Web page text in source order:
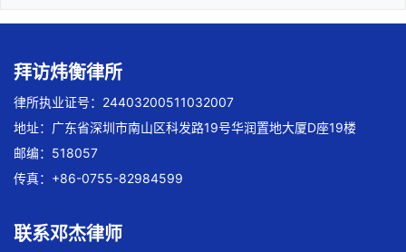
拜访炜衡律所
律所执业证号：24403200511032007
地址：广东省深圳市南山区科发路19号华润置地大厦D座19楼
邮编：518057
传真：+86-0755-82984599
联系邓杰律师